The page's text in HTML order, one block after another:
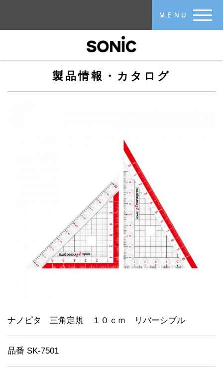
MENU
製品情報・カタログ
ナノピタ 三角定規 １０ｃｍ リバーシブル
品番 SK-7501